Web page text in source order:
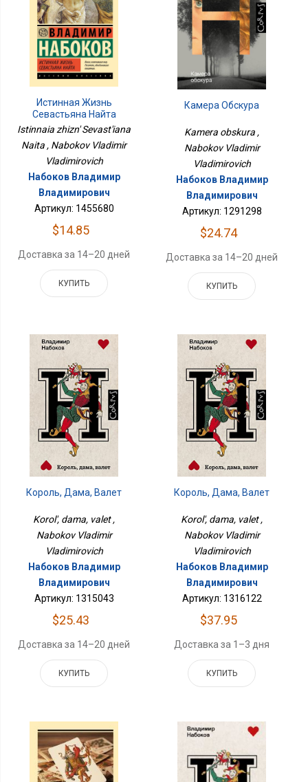
Истинная Жизнь
Севастьяна Найта
Istinnaia zhizn' Sevast'iana
Naita , Nabokov Vladimir
Vladimirovich
Набоков Владимир
Владимирович
Артикул: 1455680
$14.85
Доставка за 14–20 дней
КУПИТЬ
Камера Обскура
Kamera obskura ,
Nabokov Vladimir
Vladimirovich
Набоков Владимир
Владимирович
Артикул: 1291298
$24.74
Доставка за 14–20 дней
КУПИТЬ
Король, Дама, Валет
Korol', dama, valet ,
Nabokov Vladimir
Vladimirovich
Набоков Владимир
Владимирович
Артикул: 1315043
$25.43
Доставка за 14–20 дней
КУПИТЬ
Король, Дама, Валет
Korol', dama, valet ,
Nabokov Vladimir
Vladimirovich
Набоков Владимир
Владимирович
Артикул: 1316122
$37.95
Доставка за 1–3 дня
КУПИТЬ